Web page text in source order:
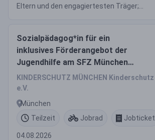
Eltern und den engagiertesten Träger;...
Sozialpädagog*in für ein
inklusives Förderangebot der
Jugendhilfe am SFZ München
Nord-Ost
KINDERSCHUTZ MÜNCHEN Kinderschutz
e.V.
München
Teilzeit
Jobrad Jobticket
04.08.2026